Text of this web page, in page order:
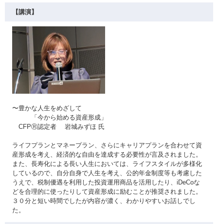
【講演】
〜豊かな人生をめざして
「今から始める資産形成」
CFPⓇ認定者 岩城みずほ 氏
ライフプランとマネープラン、さらにキャリアプランを合わせて資
産形成を考え、経済的な自由を達成する必要性が言及されました。
また、長寿化による長い人生においては、ライフスタイルが多様化
しているので、自分自身で人生を考え、公的年金制度等も考慮した
うえで、税制優遇を利用した投資運用商品を活用したり、iDeCoな
どを合理的に使ったりして資産形成に励むことが推奨されました。
３０分と短い時間でしたが内容が濃く、わかりやすいお話しでし
た。